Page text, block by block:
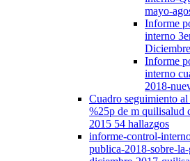
mayo-
Informe
interno
Informe
interno
2018-
Cuadro seguimiento
%25p de m quilisalud
2015 54 hallazgos
informe-control-
publica-2018-sobre-